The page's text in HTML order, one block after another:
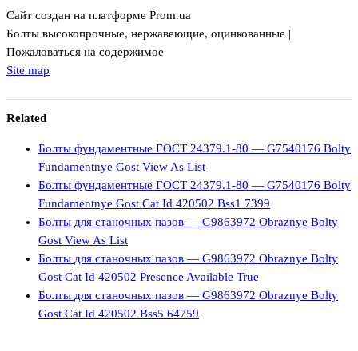
Сайт создан на платформе Prom.ua
Болты высокопрочные, нержавеющие, оцинкованные |
Пожаловаться на содержимое
Site map
Related
Болты фундаментные ГОСТ 24379.1-80 — G7540176 Bolty
Fundamentnye Gost View As List
Болты фундаментные ГОСТ 24379.1-80 — G7540176 Bolty
Fundamentnye Gost Cat Id 420502 Bss1 7399
Болты для станочных пазов — G9863972 Obraznye Bolty
Gost View As List
Болты для станочных пазов — G9863972 Obraznye Bolty
Gost Cat Id 420502 Presence Available True
Болты для станочных пазов — G9863972 Obraznye Bolty
Gost Cat Id 420502 Bss5 64759